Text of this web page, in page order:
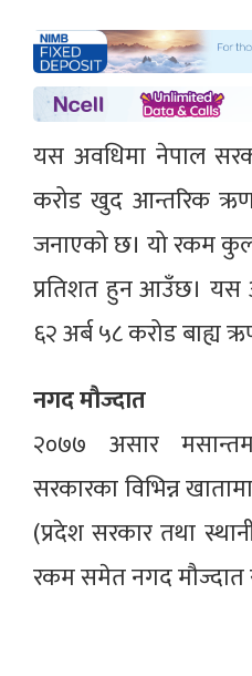
यस अवधिमा नेपाल
करोड खुद आन्तरिक
जनाएको छ। यो रकम कुल
प्रतिशत हुन आउँछ। यस
६२ अर्ब ५८ करोड बाह्य
नगद मौज्दात
२०७७ असार
सरकारका विभिन्न
(प्रदेश सरकार तथा
रकम समेत नगद मौज्दात